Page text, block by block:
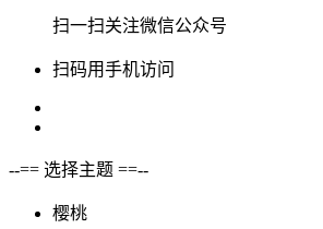
扫一扫关注微信公众号
扫码用手机访问
--== 选择主题 ==--
樱桃